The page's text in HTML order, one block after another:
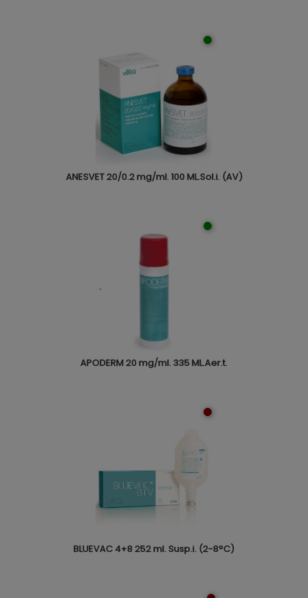
ANESVET 20/0.2 mg/ml. 100 ML.Sol.i. (AV)
APODERM 20 mg/ml. 335 ML.Aer.t.
BLUEVAC 4+8 252 ml. Susp.i. (2-8°C)